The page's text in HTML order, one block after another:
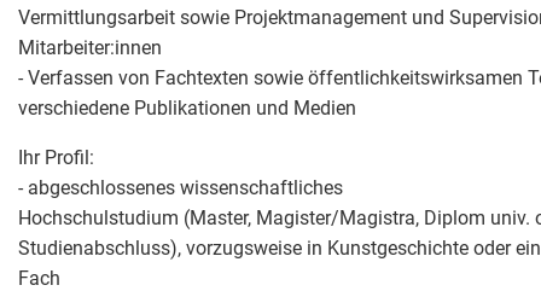
Vermittlungsarbeit sowie Projektmanagement und
Mitarbeiter:innen
- Verfassen von Fachtexten sowie öffentlichkeitswirksamen
verschiedene Publikationen und Medien
Ihr Profil:
- abgeschlossenes wissenschaftliches
Hochschulstudium (Master, Magister/Magistra, Diplom univ.
Studienabschluss), vorzugsweise in Kunstgeschichte oder
Fach